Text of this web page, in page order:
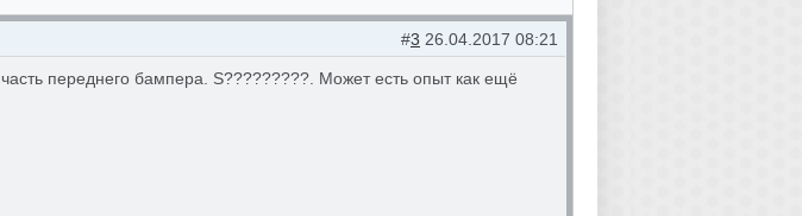
#3 26.04.2017 08:21
переднего бампера. S?????????. Может есть опыт как ещё